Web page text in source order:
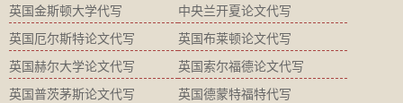
英国金斯顿大学代写 中央兰开夏论文代写
英国厄尔斯特论文代写 英国布莱顿论文代写
英国赫尔大学论文代写 英国索尔福德论文代写
英国普茨茅斯论文代写 英国德蒙特福特代写